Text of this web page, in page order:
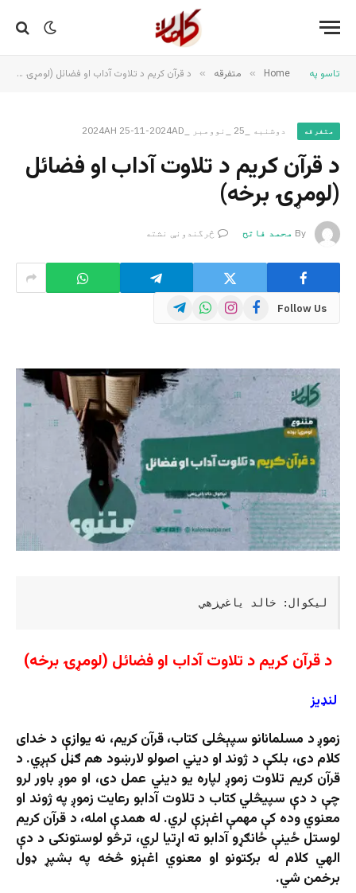
تاسو په Home
» متفرقه » د قرآن کریم د تلاوت آداب او فضائل (لومړۍ برخه)
متفرقه دوشنبه _25 _نوومبر _2024AH 25-11-2024AD
د قرآن کریم د تلاوت آداب او فضائل
(لومړۍ برخه)
By محمد فاتح څرگندونې نشته
Follow Us
Facebook
Instagram
WhatsApp
Telegram
لیکوال: خالد یاغي‌زهي
د قرآن کریم د تلاوت آداب او فضائل (لومړۍ برخه)
لنډیز
زموږ د مسلمانانو سپېڅلی کتاب، قرآن کریم، نه یوازې د خدای
کلام دی، بلکې د ژوند او دیني اصولو لارښود هم ګڼل کېږي. د
قرآن کریم تلاوت زموږ لپاره یو دیني عمل دی، او موږ باور لرو
چې د دې سپیڅلي کتاب د تلاوت آدابو رعایت زموږ په ژوند او
معنوي وده کې مهمې اغېزې لري. له همدې امله، د قرآن کریم
لوستل ځینې ځانګړو آدابو ته اړتیا لري، ترڅو لوستونکی د دې
الهي کلام له برکتونو او معنوي اغېزو څخه په بشپړ ډول
برخمن شي.